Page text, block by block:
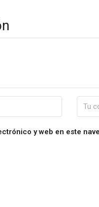
y web en este